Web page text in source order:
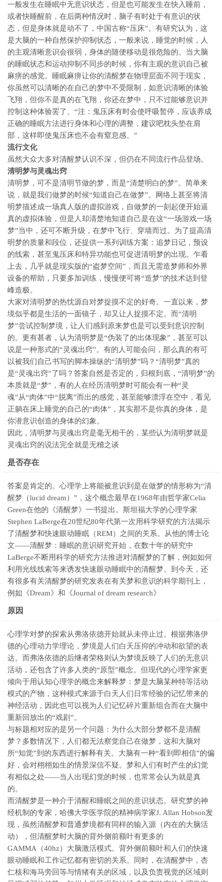
一般发生在睡眠中无意识状态，但是也可能发生在快入睡前，
或者快睡醒前，在后两种情况时，脑子有时处于有意识的状
态，但是身体就是动不了，中国古称“压床”。有研究认为，这
是大脑的一种自然保护抑制状态，一般来说，睡觉的时候，人
的主观清晰意识会很弱，身体的随便移动是很危险的。当大脑
的睡眠状态和运动抑制不同步的时候，你有主观的意识自己被
麻痹的感觉。睡眠麻痹让你的清醒梦在物理层面不同于现实，
你虽然可以清晰的在自己的梦中不受限制，如意识清晰的体验
飞翔，但你不是真的在飞翔，你还在梦中，只不过能够意识并
控制这种体验罢了。“注：鬼压床有时会使呼吸暂停，应该养成
正确的睡眠方法进行身体和心理的调整，建议吧枕头垫在肩
部，这样即使鬼压床也不会有窒息感。”
流行文化
虽然大众大多对清醒梦认识不深，但仍在不同流行作品登场。
清明梦与灵魂出窍
清明梦，可不是清明节做的梦，而是“清楚明白的梦”。简单来
说，就是我们做梦的时候“知道自己在做梦”。网络上甚至将清
明梦描述成一场真人版的虚拟游戏，自做梦的一刻起便开始逼
真的虚拟体验，但是人却清楚地知道自己是在这“一场游戏一场
梦”当中，还可不断升级，在梦中飞行、穿墙而过。为了提高清
明梦的质量和段位，还提供一系列训练方案：追梦日记，预设
的线索，甚至鬼压床和特异功能也可促进清明梦的出现。乍看
上去，几乎就是现实版的“盗梦空间”，而且无需造梦师和外界
设备的帮助，只要多加训练，慢慢便可将“造梦”的技术达到登
峰造极。
大家对清明梦的热忱源自对梦捉摸不定的好奇。一直以来，梦
境似乎都是生活的一面镜子，却又让人捉摸不定。而“清明
梦”尝试控制梦境，让人们感到原来梦也是可以受到意识控制
的。更有甚者，认为清明梦是“伪装了的出体现象”，甚至可以
说是一种形式的“灵魂出窍”。有的人可能会问，那么真的有可
以被我们自己书写的脚本操纵的“清明梦”吗？“清明梦”真的
是“灵魂出窍”了吗？答案自然是否定的，归根到底，“清明梦”的
本质就是“梦”，有的人在经历清明梦时可能会有一种“灵
魂”从“肉体”中“脱离”而出的感觉，甚至能够漂浮在空中，看见
正躺在床上睡觉的自己的“肉体”，其实那不是你真的身体，是
你潜意识创造的身体的幻象。
因此，清明梦与灵魂出窍是毫无相干的，某些认为清明梦就是
灵魂出窍的说法完全就是无稽之谈
是否存在
答案是肯定的。心理学上将能被意识到是在做梦的情形称为“清
醒梦（lucid dream）”，这个概念最早在1968年由哲学家Celia
Green在他的《清醒梦》一书提出。斯坦福大学的心理学家
Stephen LaBerge在20世纪80年代第一次用科学研究的方法揭示
了清醒梦和快速眼动睡眠（REM）之间的关系。从他的博士论
文——清醒梦：睡眠的意识研究开始，在数十年的研究中
LaBerge不断用科学的研究方法推进对清醒梦的了解，例如如何
利用光线线索等来诱发快速眼动睡眠中的清醒梦。到今天，还
有很多有关清醒梦的研究发表在有关梦和意识的科学期刊上，
例如《Dream》和《Journal of dream research》
原因
心理学对梦的探索从弗洛依德开始就从未停止过。根据弗洛伊
德的心理动力学理论，梦境是人们白天压抑的冲动和欲望的表
达。而弗洛依德的后继者荣格则认为梦境反映了人们的无意识
活动，还包含了许多人类的“原型”概念。但现代的心理学家更
倾向于用认知心理学的概念来解释梦：梦是大脑某种特等活动
模式的产物，这种模式来源于白天人们日常经验的记忆带来的
神经活动，因此也可以视为人们记忆碎片重新组合而在大脑中
重新回放出的“戏剧”。
与标题相对应的是另一个问题：为什么大部分梦都不是清醒
梦？多数情况下，人们都无法察觉自己在做梦，这和大脑对
所“知觉”到的东西进行解释有关。大脑有一种“看到即相信”的偏
好，会对栩栩如生的情景深信不疑。梦和人们有时产生的幻觉
有相似之处——当人出现幻觉的时候，也常常会认为就是真
的。
而清醒梦是一种介于清醒和睡眠之间的意识状态。研究梦的神
经机制的专家，哈佛大学医学院的精神病学家J. Allan Hobson发
现，虽然清醒梦和普通梦境都有同样的输入源（内在的大脑活
动），但清醒梦时大脑的背外侧前额叶有更多的
GAMMA（40hz）大脑激活模式。背外侧前额叶和人们的快速
眼动睡眠和工作记忆都有密切的关系。同时，在清醒梦中，杏
仁核和海马旁回等与情绪有关的区域，以及负责视觉的区域则